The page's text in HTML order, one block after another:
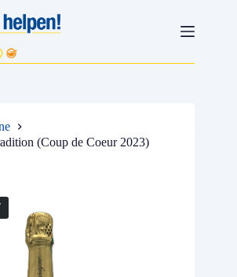
(Coup de Coeur 2023)